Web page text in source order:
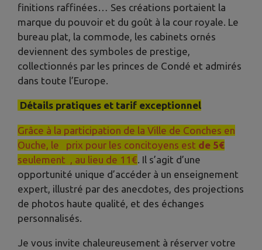
finitions raffinées… Ses créations portaient la
marque du pouvoir et du goût à la cour royale. Le
bureau plat, la commode, les cabinets ornés
deviennent des symboles de prestige,
collectionnés par les princes de Condé et admirés
dans toute l’Europe.
Détails pratiques et tarif exceptionnel
Grâce à la participation de la Ville de Conches en
Ouche, le prix pour les concitoyens est de 5€
seulement , au lieu de 11€ . Il s’agit d’une
opportunité unique d’accéder à un enseignement
expert, illustré par des anecdotes, des projections
de photos haute qualité, et des échanges
personnalisés.
Je vous invite chaleureusement à réserver votre